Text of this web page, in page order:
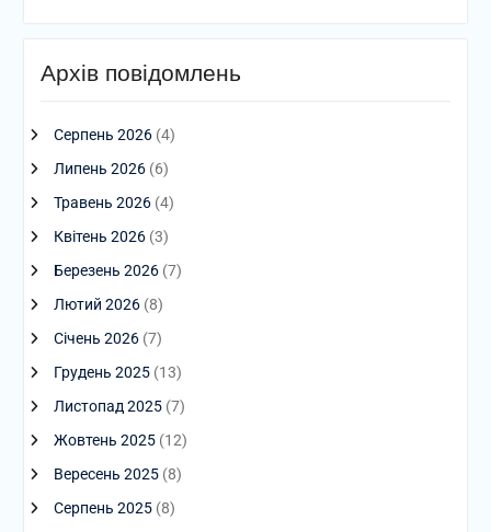
Архів повідомлень
Серпень 2026(4)
Липень 2026(6)
Травень 2026(4)
Квітень 2026(3)
Березень 2026(7)
Лютий 2026(8)
Січень 2026(7)
Грудень 2025(13)
Листопад 2025(7)
Жовтень 2025(12)
Вересень 2025(8)
Серпень 2025(8)